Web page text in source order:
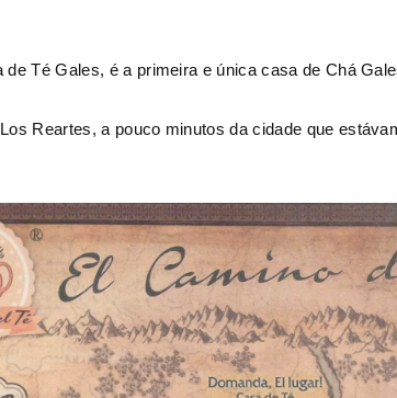
de Té Gales, é a primeira e única casa de Chá
Reartes, a pouco minutos da cidade que